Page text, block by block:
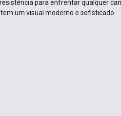
para enfrentar qualquer
um visual moderno e sofisticado.